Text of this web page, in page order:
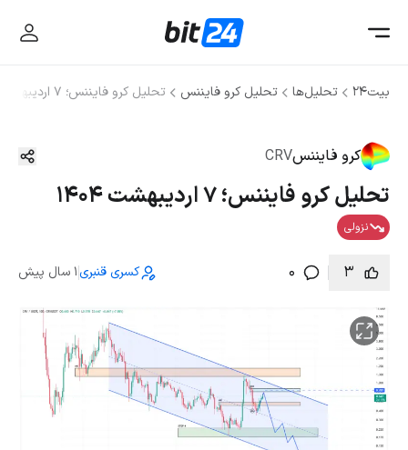
بیت۲۴ تحلیل‌ها تحلیل کرو فایننس تحلیل کرو فایننس؛ ۷ اردیبهشت ۱۴۰۴
کرو فایننسCRV
تحلیل کرو فایننس؛ ۷ اردیبهشت ۱۴۰۴
نزولی
3
0 کسری قنبری1 سال پیش